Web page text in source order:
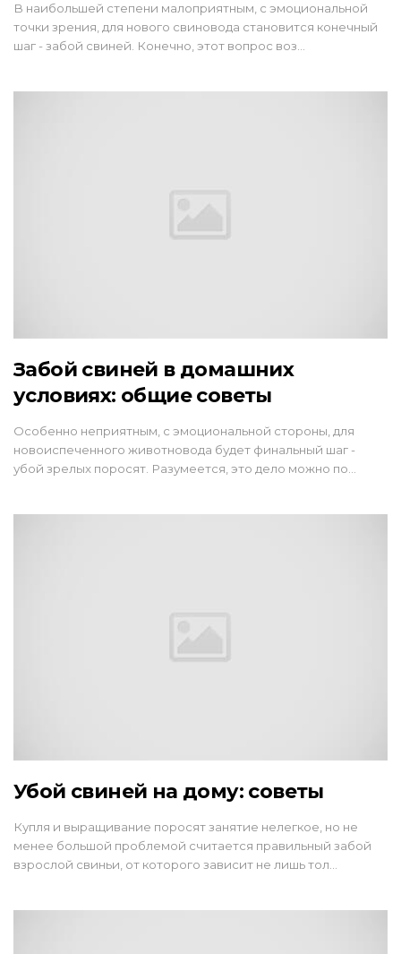
В наибольшей степени малоприятным, с эмоциональной
точки зрения, для нового свиновода становится конечный
шаг - забой свиней. Конечно, этот вопрос воз…
Забой свиней в домашних
условиях: общие советы
Особенно неприятным, с эмоциональной стороны, для
новоиспеченного животновода будет финальный шаг -
убой зрелых поросят. Разумеется, это дело можно по…
Убой свиней на дому: советы
Купля и выращивание поросят занятие нелегкое, но не
менее большой проблемой считается правильный забой
взрослой свиньи, от которого зависит не лишь тол…